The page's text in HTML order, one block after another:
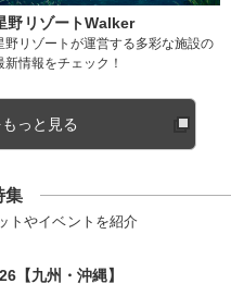
野リゾートWalker
野リゾートが運営する多彩な施設の
新情報をチェック！
っと見る
集
トやイベントを紹介
【九州・沖縄】